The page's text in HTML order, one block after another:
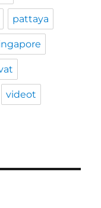
pattaya
videot